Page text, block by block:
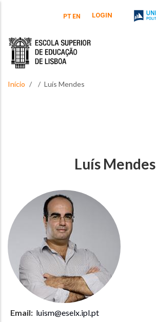
PT EN LOGIN
Início Luís Mendes
Luís Mendes
Email: luism@eselx.ipl.pt